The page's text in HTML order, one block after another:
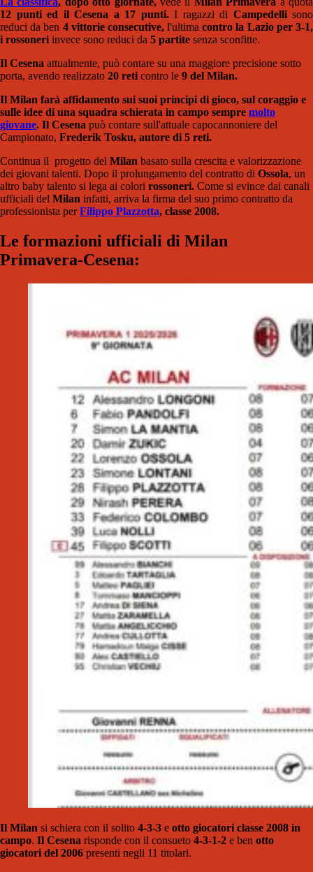
12 punti ed il Cesena a 17 punti. I ragazzi di Campedelli sono
reduci da ben 4 vittorie consecutive,l'ultimacontro la Lazio per 3-1,
i rossoneri invece sono reduci da 5 partite senza sconfitte.
Il Cesena attualmente, può contare su una maggiore precisione sotto
porta, avendo realizzato 20 reti contro le 9 del Milan.
Il Milan farà affidamento sui suoi principi di gioco, sul coraggio e
sulle idee di una squadra schierata in campo sempre molto
giovane. Il Cesena può contare sull'attuale capocannoniere del
Campionato, Frederik Tosku, autore di 5 reti.
Continua il progetto del Milan basato sulla crescita e valorizzazione
dei giovani talenti. Dopo il prolungamento del contratto di Ossola, un
altro baby talento si lega ai colori rossoneri. Come si evince dai canali
ufficiali del Milan infatti, arriva la firma del suo primo contratto da
professionista perFilippo Plazzotta, classe 2008.
Le formazioni ufficiali di Milan
Primavera-Cesena:
Il Milan si schiera con il solito 4-3-3 e otto giocatori classe 2008 in
campo. Il Cesena risponde con il consueto 4-3-1-2 e ben otto
giocatori del 2006 presenti negli 11 titolari.